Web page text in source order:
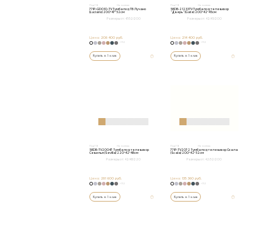
Под ТВ На ножках
77IP-GD010-TV Тумба под ТВ Лучано
(Luciano) 200*47*52см
Размеры от: 47/52/200
Цена: 208 400 руб.
Купить в 1 клик
Под ТВ На ножках
58DB-21233TV Тумба под телевизор
"Дверь" (Gate) 200*42*45см
Размеры от: 42/45/200
Цена:214 400 руб.
Купить в 1 клик
Под ТВ На ножках
58DB-TV20047 Тумба под телевизор
Севилья (Sevilla) 220*42*48см
Размеры от: 42/48/220
Цена: 281 600 руб.
+152
Купить в 1 клик
Под ТВ На ножках
77IP-TV2072 Тумба под телевизор Скала
(Scala) 200*42*52см
Размеры от: 42/52/200
Цена:135 360 руб.
+152
Купить в 1 клик